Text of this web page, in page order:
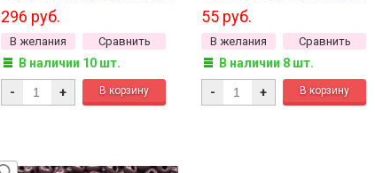
сорт, 50г
296 руб.
В желания Сравнить
В наличии 10 шт.
- +
504-001, 10шт
55 руб.
В желания Сравнить
В наличии 8 шт.
- +